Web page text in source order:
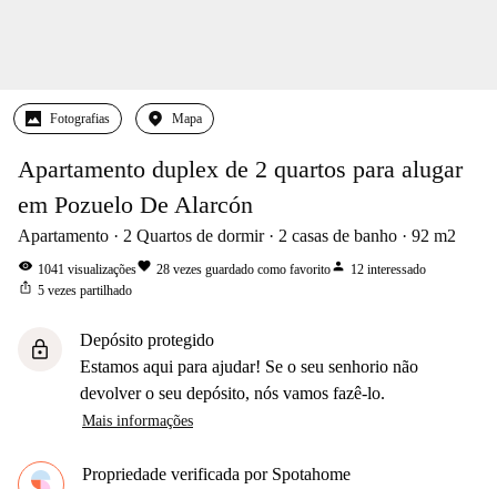
Fotografias Mapa
Apartamento duplex de 2 quartos para alugar
em Pozuelo De Alarcón
Apartamento 2 Quartos de dormir 2 casas de banho 92 m2
visibility 1041 visualizaçõesfavorite 28 vezes guardado como favoritoperson 12 interessado
ios_share 5 vezes partilhado
lock
Depósito protegido
Estamos aqui para ajudar! Se o seu senhorio não
devolver o seu depósito, nós vamos fazê-lo.
Mais informações
Propriedade verificada por Spotahome